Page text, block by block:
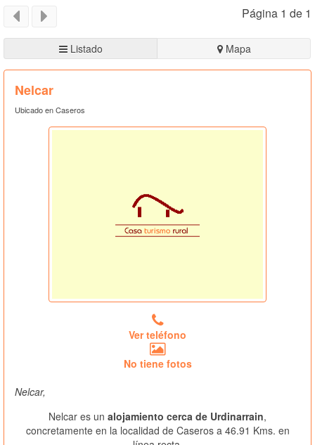
Página 1 de 1
Listado Mapa
Nelcar
Ubicado en Caseros
Ver teléfono
No tiene fotos
Nelcar,
Nelcar es un alojamiento cerca de Urdinarrain,
concretamente en la localidad de Caseros a 46.91 Kms. en